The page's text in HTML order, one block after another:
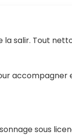
la salir. Tout
sous